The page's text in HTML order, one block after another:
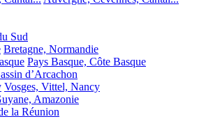
Sud
Bretagne, Normandie
Pays Basque, Côte Basque
d’Arcachon
Vosges, Vittel, Nancy
Amazonie
la Réunion